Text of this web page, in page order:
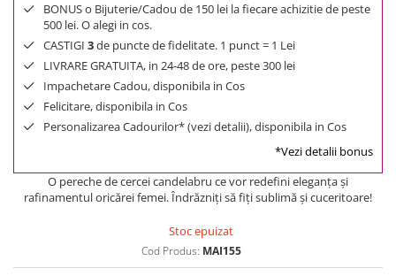
BONUS o Bijuterie/Cadou de 150 lei la fiecare achizitie de peste
500 lei. O alegi in cos.
CASTIGI 3de puncte de fidelitate. 1 punct = 1 Lei
LIVRARE GRATUITA, in 24-48 de ore, peste 300 lei
Impachetare Cadou, disponibila in Cos
Felicitare, disponibila in Cos
Personalizarea Cadourilor* (vezi detalii), disponibila in Cos
*Vezi detalii bonus
O pereche de cercei candelabru ce vor redefini eleganţa şi
rafinamentul oricărei femei. Îndrăzniţi să fiţi sublimă şi cuceritoare!
Stoc epuizat
Cod Produs: MAI155